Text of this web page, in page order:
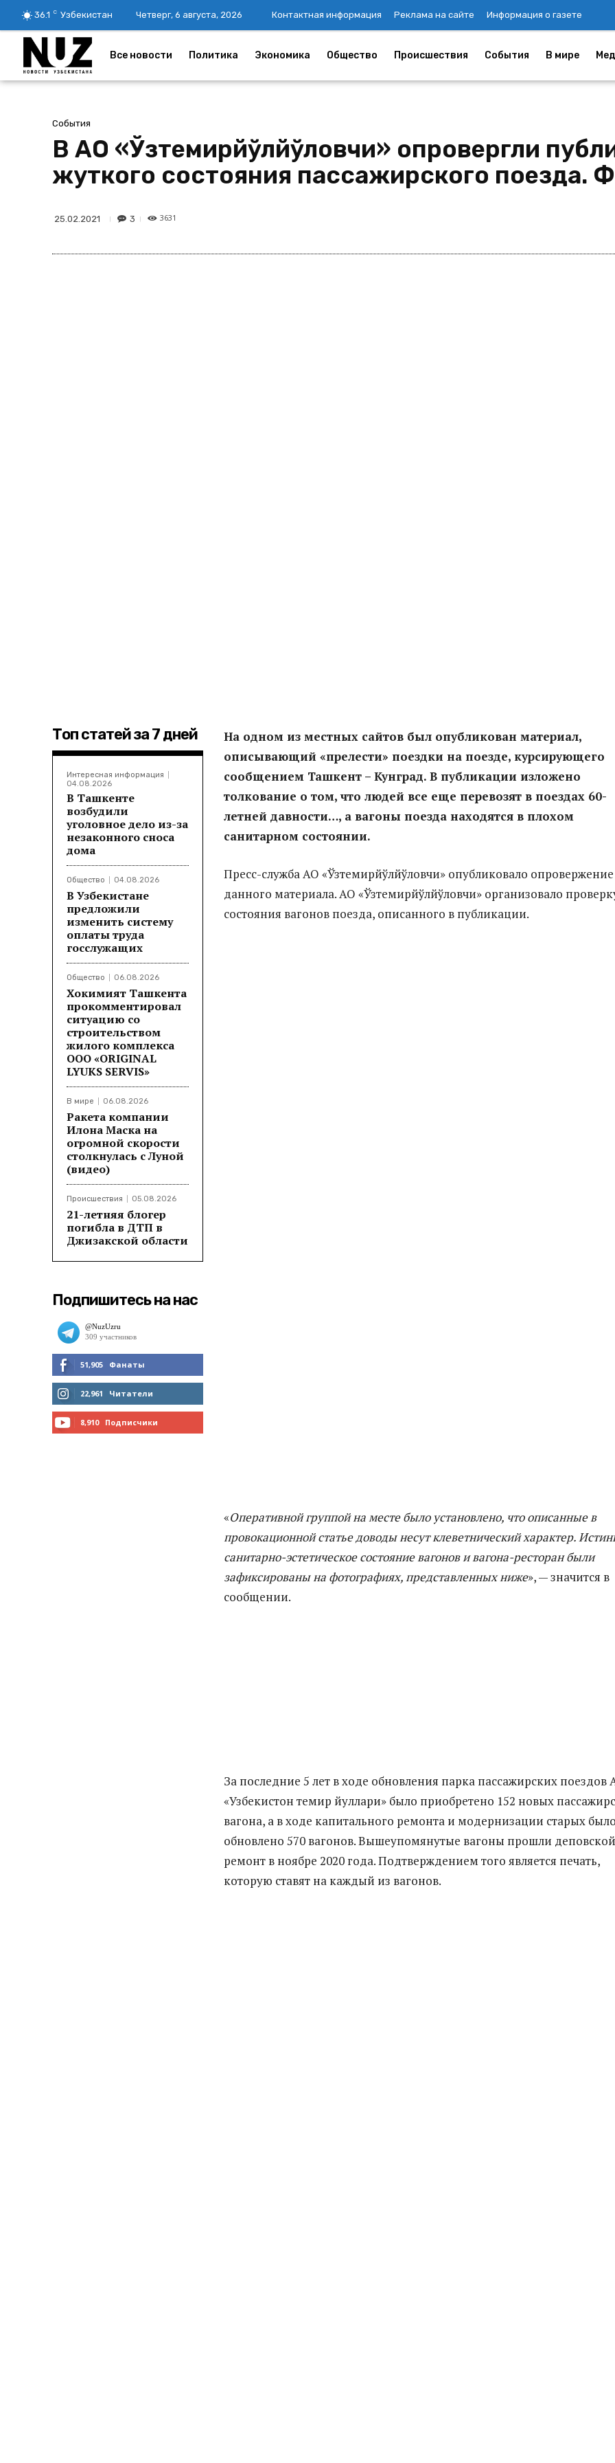
36.1 C Узбекистан Четверг, 6 августа, 2026 Контактная информация Реклама на сайте Информация о газете
Все новости Политика Экономика Общество Происшествия События В мире
События
В АО «Ўзтемирйўлйўловчи» опровергли
жуткого состояния пассажирского поезда.
25.02.2021 3 3631
Топ статей за 7 дней
Интересная информация
04.08.2026
В Ташкенте
возбудили
уголовное дело из-за
незаконного сноса
дома
Общество 04.08.2026
В Узбекистане
предложили
изменить систему
оплаты труда
госслужащих
Общество 06.08.2026
Хокимият Ташкента
прокомментировал
ситуацию со
строительством
жилого комплекса
ООО «ORIGINAL
LYUKS SERVIS»
В мире 06.08.2026
Ракета компании
Илона Маска на
огромной скорости
столкнулась с Луной
(видео)
Происшествия 05.08.2026
21-летняя блогер
погибла в ДТП в
Джизакской области
Подпишитесь на нас
51,905 Фанаты
МНЕ НРАВИТСЯ
22,961 Читатели
8,910 Подписчики
На одном из местных сайтов был опубликован материал,
описывающий «прелести» поездки на поезде, курсирующего
сообщением Ташкент – Кунград. В публикации изложено
толкование о том, что людей все еще перевозят в поездах 60-
летней давности…, а вагоны поезда находятся в плохом
санитарном состоянии.
Пресс-служба АО «Ўзтемирйўлйўловчи» опубликовало опровержение
данного материала. АО «Ўзтемирйўлйўловчи» организовало
состояния вагонов поезда, описанного в публикации.
«Оперативной группой на месте было установлено, что описанные в
провокационной статье доводы несут клеветнический характер.
санитарно-эстетическое состояние вагонов и вагона-ресторан были
зафиксированы на фотографиях, представленных ниже», — значится в
сообщении.
За последние 5 лет в ходе обновления парка пассажирских поездов
«Узбекистон темир йуллари» было приобретено 152 новых
вагона, а в ходе капитального ремонта и модернизации старых
обновлено 570 вагонов. Вышеупомянутые вагоны прошли деповской
ремонт в ноябре 2020 года. Подтверждением того является печать,
которую ставят на каждый из вагонов.